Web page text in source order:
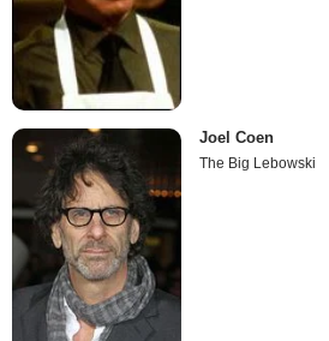
Joel Coen
The Big Lebowski